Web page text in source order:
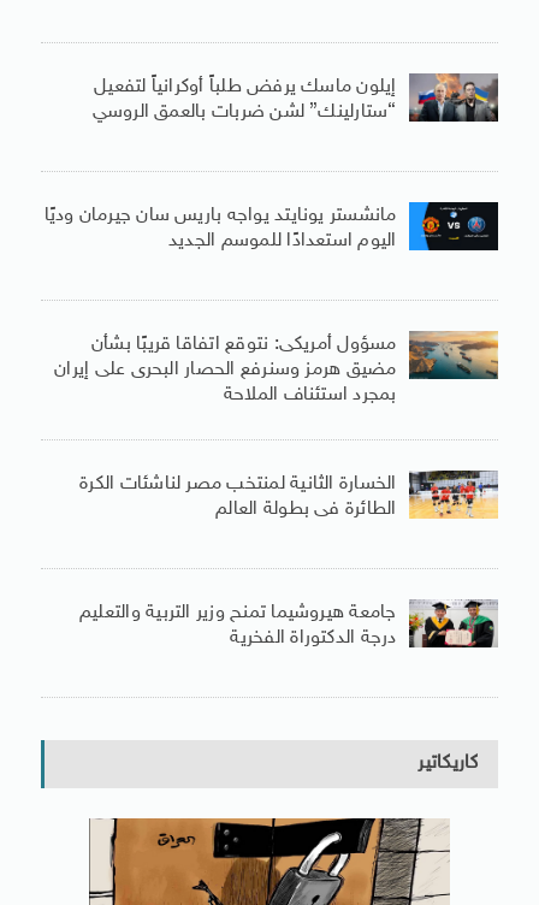
إيلون ماسك يرفض طلباً أوكرانياً لتفعيل
“ستارلينك” لشن ضربات بالعمق الروسي
مانشستر يونايتد يواجه باريس سان جيرمان وديًا
اليوم استعدادًا للموسم الجديد
مسؤول أمريكى: نتوقع اتفاقا قريبًا بشأن
مضيق هرمز وسنرفع الحصار البحرى على إيران
بمجرد استئناف الملاحة
الخسارة الثانية لمنتخب مصر لناشئات الكرة
الطائرة فى بطولة العالم
جامعة هيروشيما تمنح وزير التربية والتعليم
درجة الدكتوراة الفخرية
كاريكاتير